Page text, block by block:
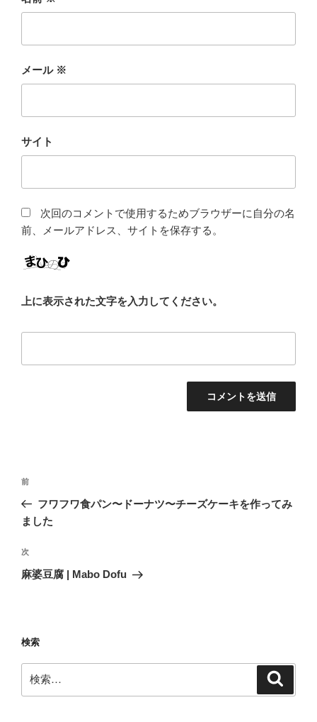
メール ※
サイト
次回のコメントで使用するためブラウザーに自分の名
前、メールアドレス、サイトを保存する。
上に表示された文字を入力してください。
投
ナ
ゲ
ー
前
の
投
前
フワフワ食パン〜ドーナツ〜チーズケーキを作ってみ
ました
次
の
次
麻婆豆腐 | Mabo Dofu
検索
索: